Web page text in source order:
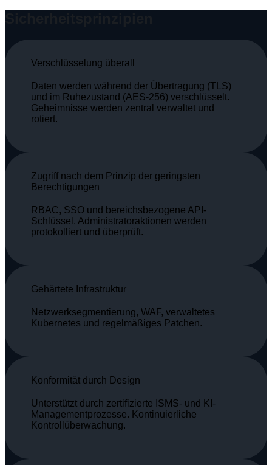
Verschlüsselung überall
Daten werden während der Übertragung (TLS)
und im Ruhezustand (AES‑256) verschlüsselt.
Geheimnisse werden zentral verwaltet und
rotiert.
Zugriff nach dem Prinzip der geringsten
Berechtigungen
RBAC, SSO und bereichsbezogene API-
Schlüssel. Administratoraktionen werden
protokolliert und überprüft.
Gehärtete Infrastruktur
Netzwerksegmentierung, WAF, verwaltetes
Kubernetes und regelmäßiges Patchen.
Konformität durch Design
Unterstützt durch zertifizierte ISMS- und KI-
Managementprozesse. Kontinuierliche
Kontrollüberwachung.